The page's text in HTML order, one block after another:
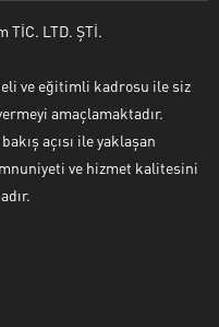
TİC. LTD. ŞTİ.
ve eğitimli kadrosu ile siz
amaçlamaktadır.
açısı ile yaklaşan
ve hizmet kalitesini